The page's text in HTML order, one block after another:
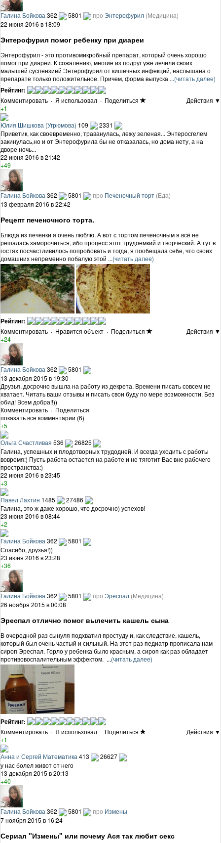
Галина Бойкова 362 5801 про Энтерофурил (Медицина)
22 июня 2016 в 18:09
Энтерофурил помог ребенку при диареи
Энтерофурил - это противомикробный препарат, который очень хорошо
помог при диареи. К сожалению, многие из подруг уже лечили своих
малышей суспензией Энтерофурил от кишечных инфекций, наслышана о
препарате только положительное. Причем, форма выпуска ...(читать далее)
Рейтинг:
Комментировать · Я использовал · Поделиться
Действия ▼
+1
Юлия Шишкова (Угрюмова) 109
2331
Приветик, как своевременно, траванулась, лежу зеленая... Энтеросгелем
закинулась,но и от Энтерофурила бы не отказалась, но дома нету, а на
дворе ночь...
22 июня 2016 в 21:42
+49
Галина Бойкова 362 5801 про Печеночный торт (Еда)
13 февраля 2016 в 22:42
Рецепт печеночного торта.
Блюда из печенки я очень люблю. А вот с тортом печеночным я всё не
решалась заморочиться, ибо процесс этот трудоемкий и творческий. А тут в
гостях посчастливилось попробовать и тогда, я пообещала себе, что своих
домашних непременно побалую этой ...(читать далее)
Рейтинг:
Комментировать · Нравится объект · Поделиться
Действия ▼
+24
Галина Бойкова 362
5801
13 декабря 2015 в 19:30
Друзья, досрочно вышла на работу из декрета. Времени писать совсем не
хватает. Читать ваши отзывы и писать свои буду по мере возможности. Без
обид! Всем добра!!))
Комментировать · Поделиться
показать все комментарии (6)
+5
Ольга Счастливая 536
26825
Галина, успешных и плодотворных трудодней. И всегда уходить с работы
вовремя:) Пусть работа остается на работе и не тяготит Вас вне рабочего
пространства:)
22 июня 2016 в 23:45
+3
Павел Лахтин 1485
27486
Галина, это ж даже хорошо, что досрочно) успехов!
23 июня 2016 в 08:44
+2
Галина Бойкова 362
5801
Спасибо, друзья!))
23 июня 2016 в 23:28
+36
Галина Бойкова 362 5801 про Эреспал (Медицина)
26 ноября 2015 в 00:08
Эреспал отлично помог вылечить кашель сына
В очередной раз сынуля подхватил простуду и, как следствие, кашель,
который был очень частый и сильный. На этот раз педиатр прописала нам
сироп Эреспал. Горло у ребенка было красным, а сироп как раз обладает
противовоспалительным эффектом. ...(читать далее)
Рейтинг:
Комментировать · Я использовал · Поделиться
Действия ▼
+1
Анна и Сергей Математика 413
26627
у нас болел живот от него
13 декабря 2015 в 20:13
+40
Галина Бойкова 362 5801 про Измены
7 ноября 2015 в 16:24
Сериал "Измены" или почему Ася так любит секс